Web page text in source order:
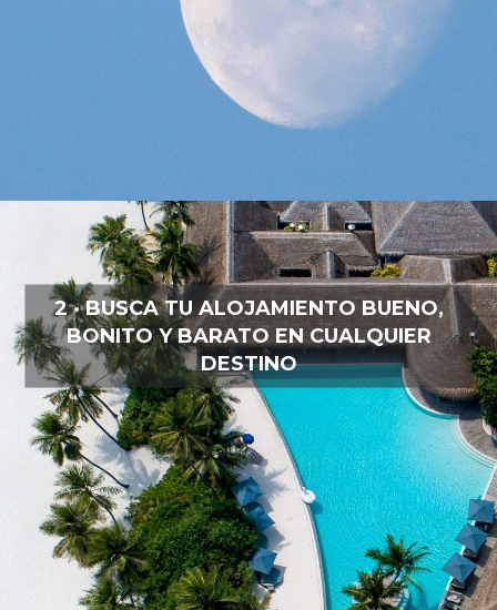
2 · BUSCA TU ALOJAMIENTO BUENO,
BONITO Y BARATO EN CUALQUIER
DESTINO